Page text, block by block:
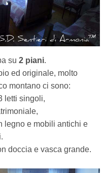
su 2 piani.
ed originale, molto
montano ci sono:
letti singoli,
legno e mobili antichi e
doccia e vasca grande.